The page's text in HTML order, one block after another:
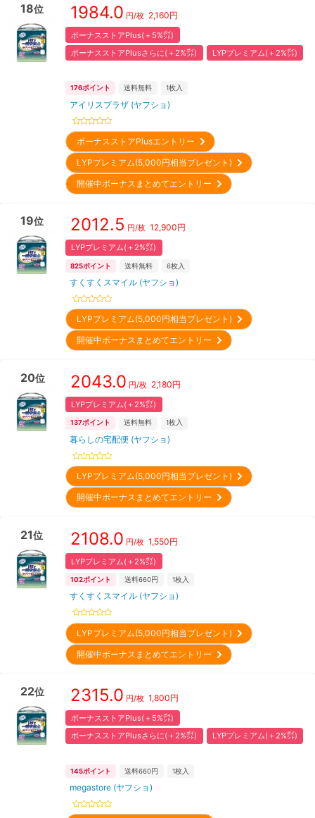
18位 1984.0 円/枚 2,160円
ボーナスストアPlus(＋5%㌽)
ボーナスストアPlusさらに(＋2%㌽)
LYPプレミアム(＋2%㌽)
176ポイント 送料無料 1枚入
アイリスプラザ (ヤフショ)
ボーナスストアPlusエントリー
LYPプレミアム(5,000円相当プレゼント)
開催中ボーナスまとめてエントリー
19位 2012.5 円/枚 12,900円
LYPプレミアム(＋2%㌽)
825ポイント 送料無料 6枚入
すくすくスマイル (ヤフショ)
LYPプレミアム(5,000円相当プレゼント)
開催中ボーナスまとめてエントリー
20位 2043.0 円/枚 2,180円
LYPプレミアム(＋2%㌽)
137ポイント 送料無料 1枚入
暮らしの宅配便 (ヤフショ)
LYPプレミアム(5,000円相当プレゼント)
開催中ボーナスまとめてエントリー
21位 2108.0 円/枚 1,550円
LYPプレミアム(＋2%㌽)
102ポイント 送料660円 1枚入
すくすくスマイル (ヤフショ)
LYPプレミアム(5,000円相当プレゼント)
開催中ボーナスまとめてエントリー
22位 2315.0 円/枚 1,800円
ボーナスストアPlus(＋5%㌽)
ボーナスストアPlusさらに(＋2%㌽)
LYPプレミアム(＋2%㌽)
145ポイント 送料660円 1枚入
megastore (ヤフショ)